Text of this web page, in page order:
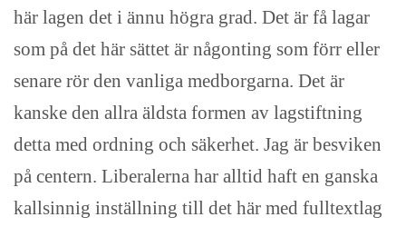
här lagen det i ännu högra grad. Det är få lagar
som på det här sättet är någonting som förr eller
senare rör den vanliga medborgarna. Det är
kanske den allra äldsta formen av lagstiftning
detta med ordning och säkerhet. Jag är besviken
på centern. Liberalerna har alltid haft en ganska
kallsinnig inställning till det här med fulltextlag